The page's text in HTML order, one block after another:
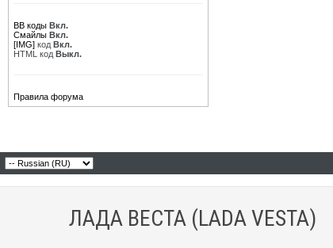
BB коды Вкл.
Смайлы Вкл.
[IMG] код Вкл.
HTML код Выкл.
Правила форума
ЛАДА ВЕСТА (LADA VESTA)